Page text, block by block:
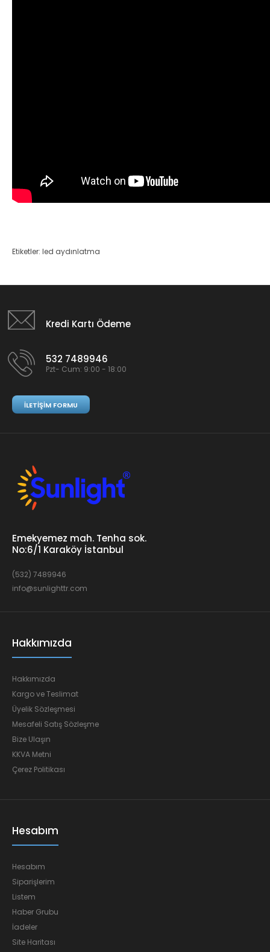
Etiketler: led aydınlatma
Kredi Kartı Ödeme
532 7489946
Pzt- Cum: 9:00 - 18:00
İLETIŞIM FORMU
Emekyemez mah. Tenha sok.
No:6/1 Karaköy İstanbul
(532) 7489946
info@sunlighttr.com
Hakkımızda
Hakkımızda
Kargo ve Teslimat
Üyelik Sözleşmesi
Mesafeli Satış Sözleşme
Bize Ulaşın
KKVA Metni
Çerez Politikası
Hesabım
Hesabım
Siparişlerim
Listem
Haber Grubu
İadeler
Site Haritası